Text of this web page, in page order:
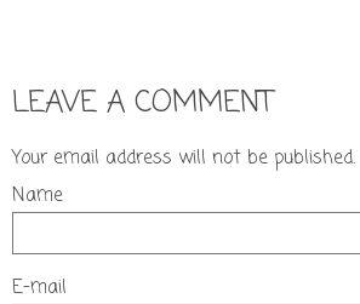
LEAVE A COMMENT
Your email address will not be published.
Name
E-mail